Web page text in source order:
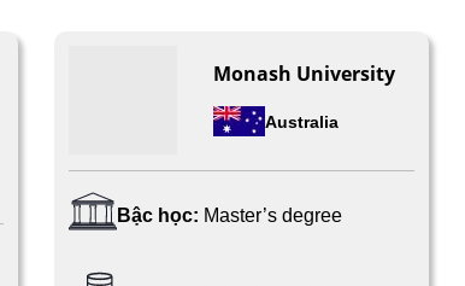
Monash University
Australia
Bậc học: Master’s degree